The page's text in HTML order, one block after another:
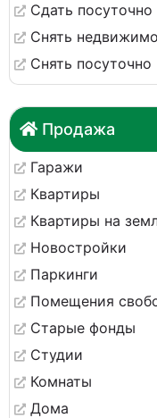
Сдать посуточно
Снять
Снять посуточно
Продажа
Гаражи
Квартиры
Квартиры на
Новостройки
Паркинги
Помещения
Старые фонды
Студии
Комнаты
Дома